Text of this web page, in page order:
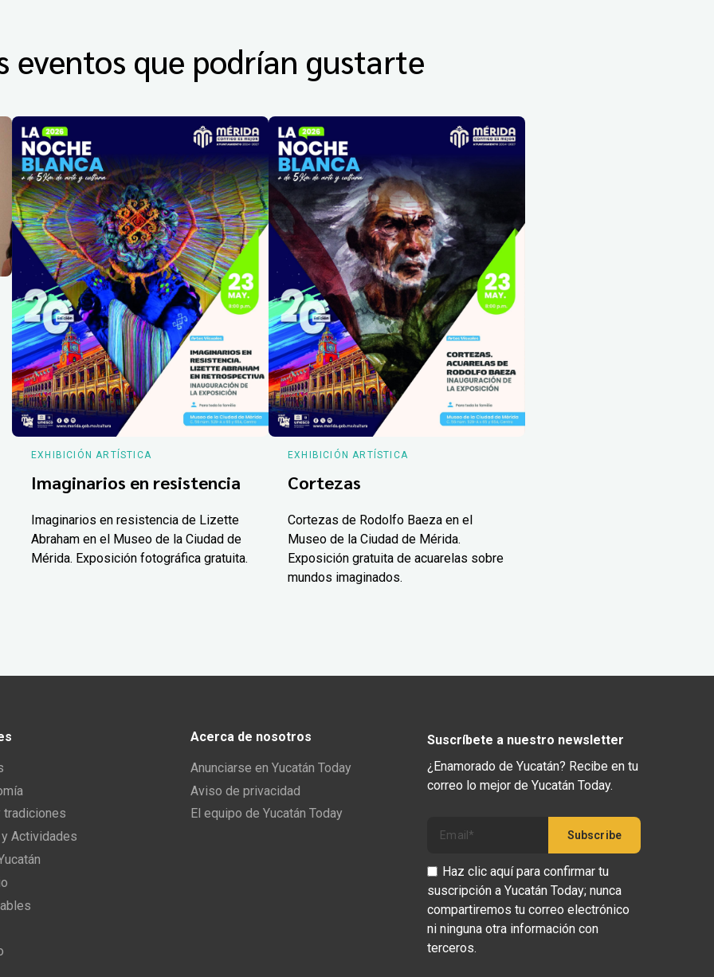
eventos que podrían gustarte
EXHIBICIÓN ARTÍSTICA
Imaginarios en resistencia
Imaginarios en resistencia de Lizette
Abraham en el Museo de la Ciudad de
Mérida. Exposición fotográfica gratuita.
EXHIBICIÓN ARTÍSTICA
Cortezas
Cortezas de Rodolfo Baeza en el
Museo de la Ciudad de Mérida.
Exposición gratuita de acuarelas sobre
mundos imaginados.
tradiciones
Actividades
Acerca de nosotros
Anunciarse en Yucatán Today
Aviso de privacidad
El equipo de Yucatán Today
Suscríbete a nuestro newsletter
¿Enamorado de Yucatán? Recibe en tu
correo lo mejor de Yucatán Today.
Haz clic aquí para confirmar tu
suscripción a Yucatán Today; nunca
compartiremos tu correo electrónico
ni ninguna otra información con
terceros.